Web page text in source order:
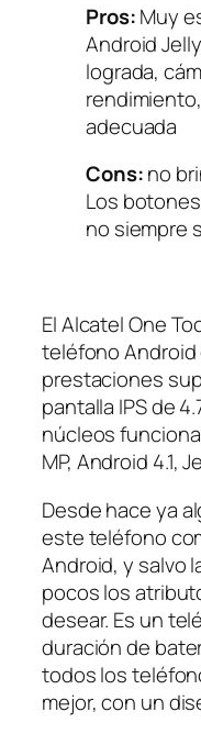
Pros:Muy
Android
lograda,
adecuada
Cons:no
Los
no siempre
El Alcatel One
teléfono Android
prestaciones
pantalla IPS de
núcleos
MP, Android 4.1,
Desde hace ya
este teléfono
Android, y salvo
pocos los
desear. Es un
duración de
todos los
mejor, con un